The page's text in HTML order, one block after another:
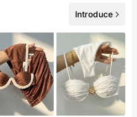
Introduce